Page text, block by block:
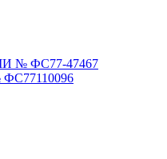
№ ФС77-47467